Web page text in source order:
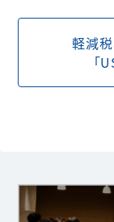
軽減
「